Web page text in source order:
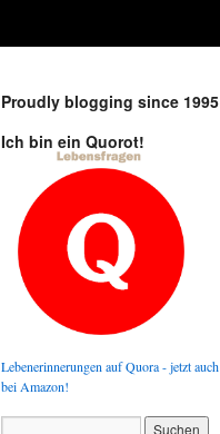
Proudly blogging since 1995
Ich bin ein Quorot!
Lebenerinnerungen auf Quora - jetzt auch
bei Amazon!